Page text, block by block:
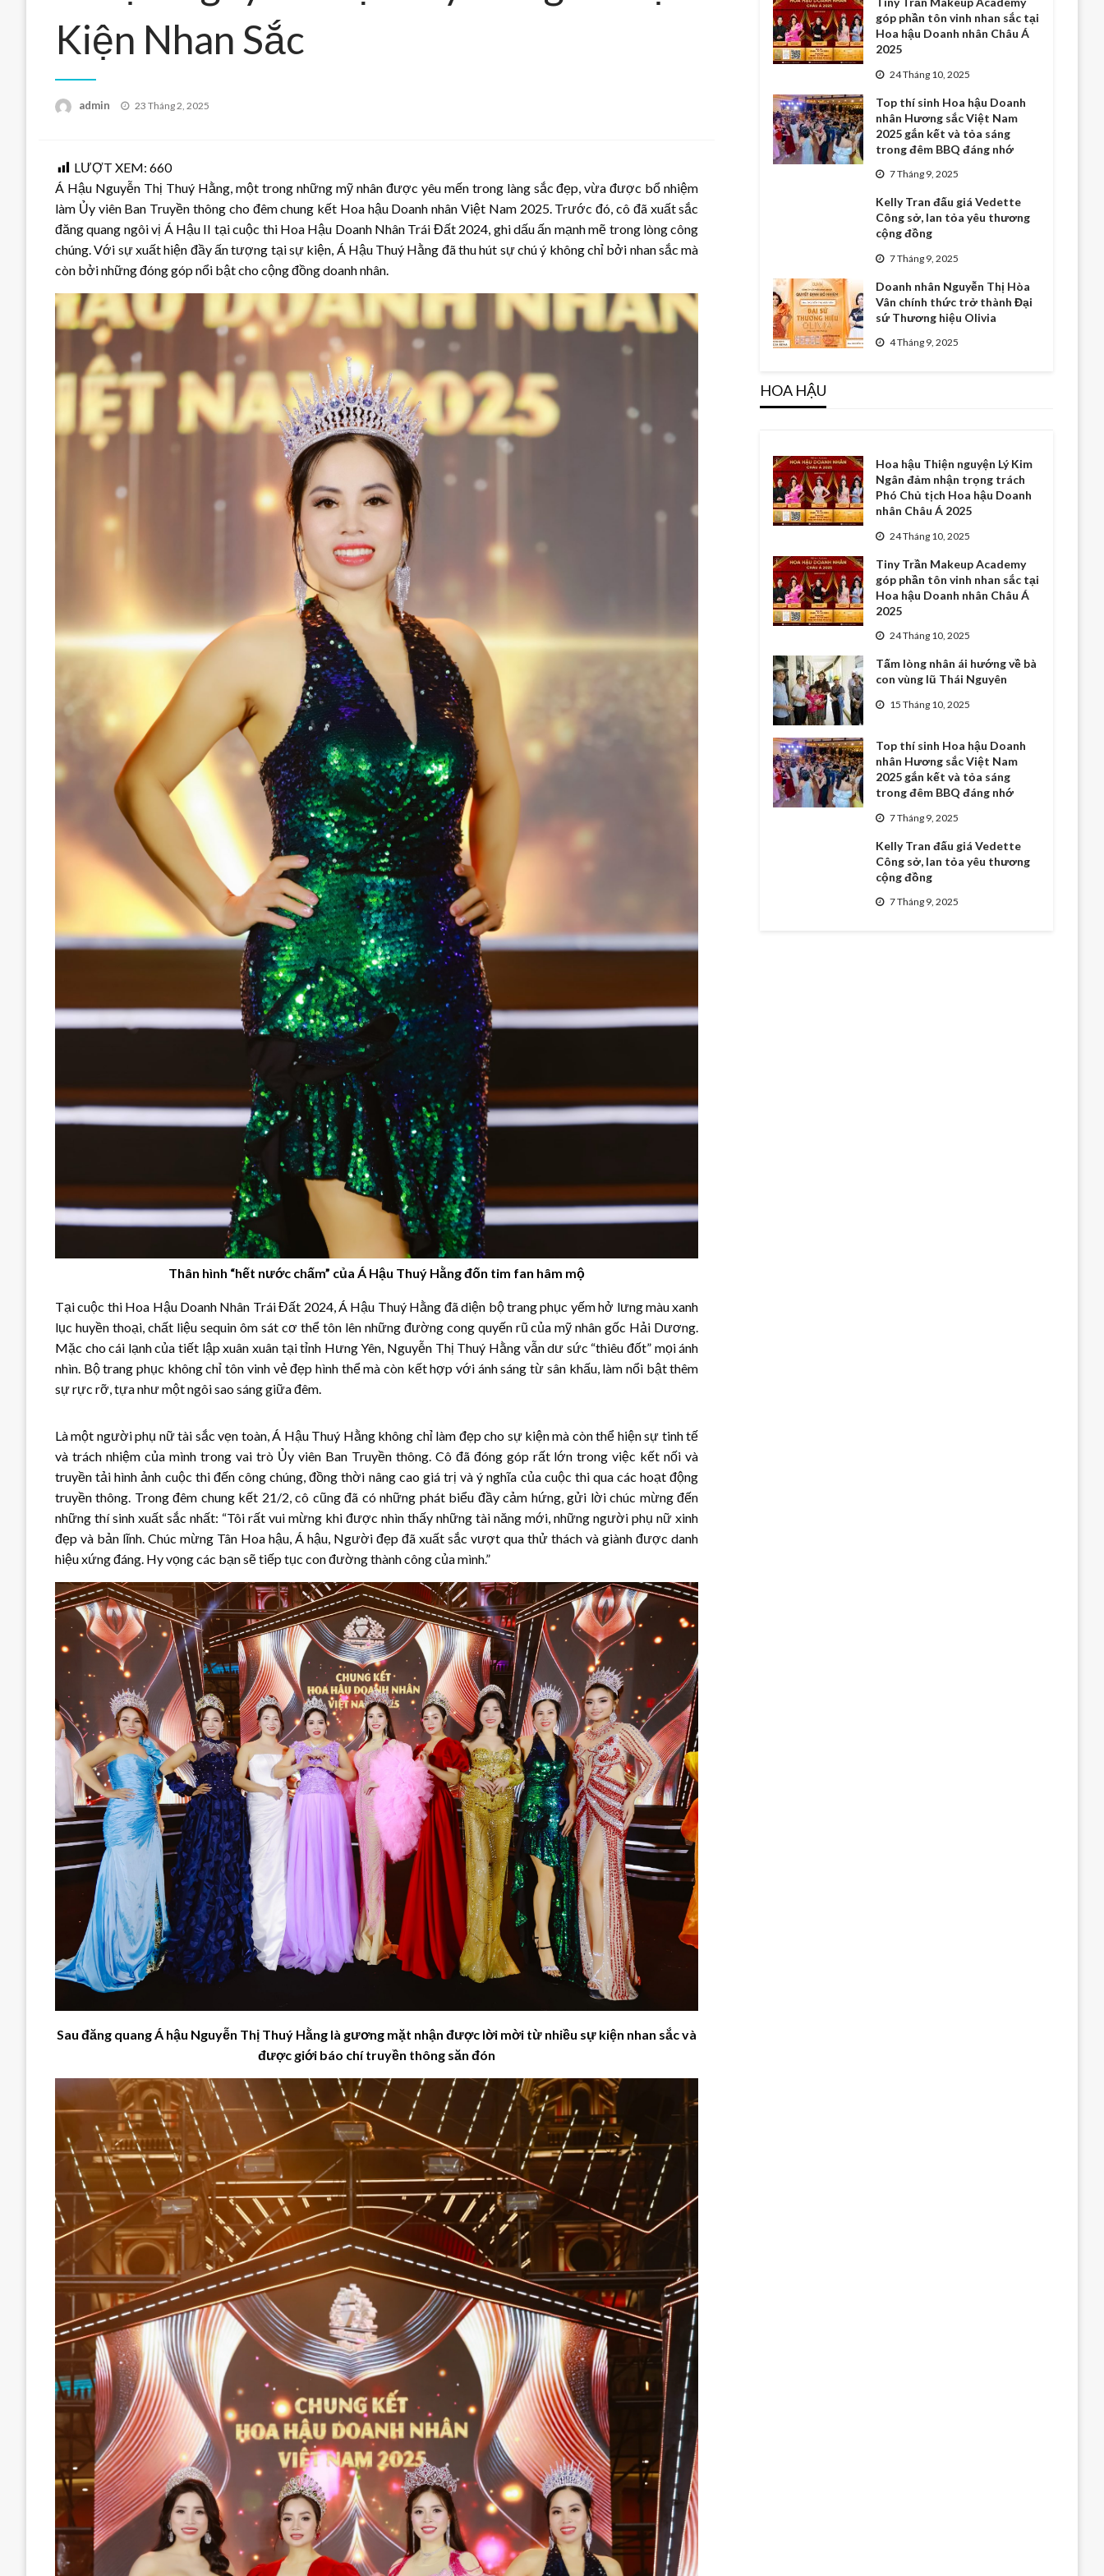
Kiện Nhan Sắc
admin
Posted
23 Tháng 2, 2025
LƯỢT XEM: 660
Á Hậu Nguyễn Thị Thuý Hằng, một trong những mỹ nhân được yêu mến trong làng sắc đẹp, vừa được bổ nhiệm
làm Ủy viên Ban Truyền thông cho đêm chung kết Hoa hậu Doanh nhân Việt Nam 2025. Trước đó, cô đã xuất sắc
đăng quang ngôi vị Á Hậu II tại cuộc thi Hoa Hậu Doanh Nhân Trái Đất 2024, ghi dấu ấn mạnh mẽ trong lòng công
chúng. Với sự xuất hiện đầy ấn tượng tại sự kiện, Á Hậu Thuý Hằng đã thu hút sự chú ý không chỉ bởi nhan sắc mà
còn bởi những đóng góp nổi bật cho cộng đồng doanh nhân.
Thân hình “hết nước chấm” của Á Hậu Thuý Hằng đốn tim fan hâm mộ
Tại cuộc thi Hoa Hậu Doanh Nhân Trái Đất 2024, Á Hậu Thuý Hằng đã diện bộ trang phục yếm hở lưng màu xanh
lục huyền thoại, chất liệu sequin ôm sát cơ thể tôn lên những đường cong quyến rũ của mỹ nhân gốc Hải Dương.
Mặc cho cái lạnh của tiết lập xuân xuân tại tỉnh Hưng Yên, Nguyễn Thị Thuý Hằng vẫn dư sức “thiêu đốt” mọi ánh
nhìn. Bộ trang phục không chỉ tôn vinh vẻ đẹp hình thể mà còn kết hợp với ánh sáng từ sân khấu, làm nổi bật thêm
sự rực rỡ, tựa như một ngôi sao sáng giữa đêm.
Là một người phụ nữ tài sắc vẹn toàn, Á Hậu Thuý Hằng không chỉ làm đẹp cho sự kiện mà còn thể hiện sự tinh tế
và trách nhiệm của mình trong vai trò Ủy viên Ban Truyền thông. Cô đã đóng góp rất lớn trong việc kết nối và
truyền tải hình ảnh cuộc thi đến công chúng, đồng thời nâng cao giá trị và ý nghĩa của cuộc thi qua các hoạt động
truyền thông. Trong đêm chung kết 21/2, cô cũng đã có những phát biểu đầy cảm hứng, gửi lời chúc mừng đến
những thí sinh xuất sắc nhất: “Tôi rất vui mừng khi được nhìn thấy những tài năng mới, những người phụ nữ xinh
đẹp và bản lĩnh. Chúc mừng Tân Hoa hậu, Á hậu, Người đẹp đã xuất sắc vượt qua thử thách và giành được danh
hiệu xứng đáng. Hy vọng các bạn sẽ tiếp tục con đường thành công của mình.”
Sau đăng quang Á hậu Nguyễn Thị Thuý Hằng là gương mặt nhận được lời mời từ nhiều sự kiện nhan sắc và
được giới báo chí truyền thông săn đón
góp phần tôn vinh nhan sắc tại
Hoa hậu Doanh nhân Châu Á
2025
24 Tháng 10, 2025
Top thí sinh Hoa hậu Doanh
nhân Hương sắc Việt Nam
2025 gắn kết và tỏa sáng
trong đêm BBQ đáng nhớ
7 Tháng 9, 2025
Kelly Tran đấu giá Vedette
Công sở, lan tỏa yêu thương
cộng đồng
7 Tháng 9, 2025
Doanh nhân Nguyễn Thị Hòa
Vân chính thức trở thành Đại
sứ Thương hiệu Olivia
4 Tháng 9, 2025
HOA HẬU
Hoa hậu Thiện nguyện Lý Kim
Ngân đảm nhận trọng trách
Phó Chủ tịch Hoa hậu Doanh
nhân Châu Á 2025
24 Tháng 10, 2025
Tiny Trần Makeup Academy
góp phần tôn vinh nhan sắc tại
Hoa hậu Doanh nhân Châu Á
2025
24 Tháng 10, 2025
Tấm lòng nhân ái hướng về bà
con vùng lũ Thái Nguyên
15 Tháng 10, 2025
Top thí sinh Hoa hậu Doanh
nhân Hương sắc Việt Nam
2025 gắn kết và tỏa sáng
trong đêm BBQ đáng nhớ
7 Tháng 9, 2025
Kelly Tran đấu giá Vedette
Công sở, lan tỏa yêu thương
cộng đồng
7 Tháng 9, 2025